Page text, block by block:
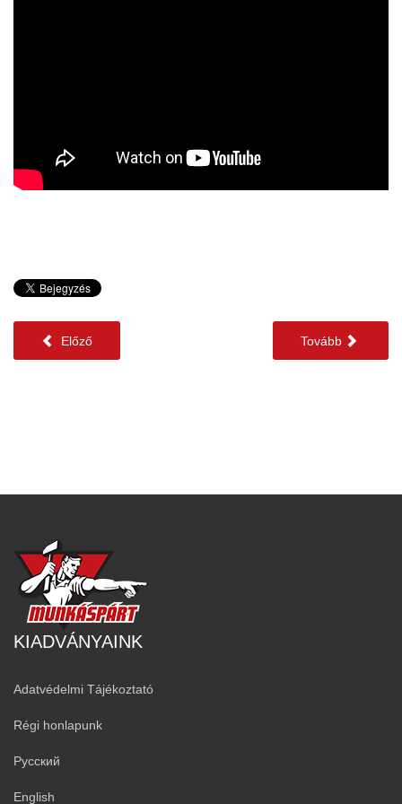
Előző Tovább
KIADVÁNYAINK
Adatvédelmi Tájékoztató
Régi honlapunk
Русский
English